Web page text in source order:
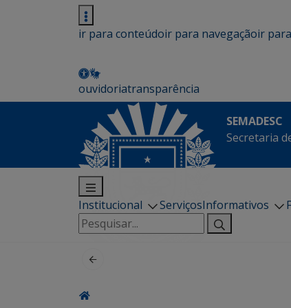
ir para conteúdoir para navegaçãoir
ouvidoriatransparência
SEMADESC
Secretaria
Institucional ServiçosInformativos
Pesquisar
por: